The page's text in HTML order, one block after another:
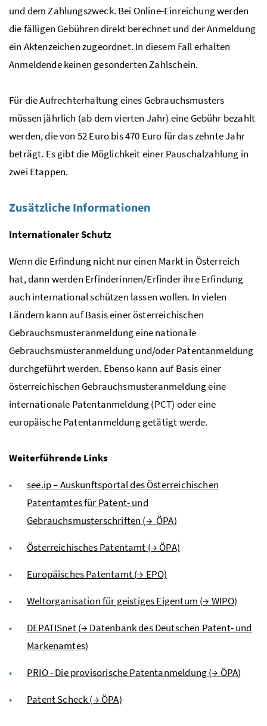
und dem Zahlungszweck. Bei Online-Einreichung werden
die fälligen Gebühren direkt berechnet und der Anmeldung
ein Aktenzeichen zugeordnet. In diesem Fall erhalten
Anmeldende keinen gesonderten Zahlschein.
Für die Aufrechterhaltung eines Gebrauchsmusters
müssen jährlich (ab dem vierten Jahr) eine Gebühr bezahlt
werden, die von 52 Euro bis 470 Euro für das zehnte Jahr
beträgt. Es gibt die Möglichkeit einer Pauschalzahlung in
zwei Etappen.
Zusätzliche Informationen
Internationaler Schutz
Wenn die Erfindung nicht nur einen Markt in Österreich
hat, dann werden Erfinderinnen/Erfinder ihre Erfindung
auch international schützen lassen wollen. In vielen
Ländern kann auf Basis einer österreichischen
Gebrauchsmusteranmeldung eine nationale
Gebrauchsmusteranmeldung und/oder Patentanmeldung
durchgeführt werden. Ebenso kann auf Basis einer
österreichischen Gebrauchsmusteranmeldung eine
internationale Patentanmeldung (PCT) oder eine
europäische Patentanmeldung getätigt werde.
Weiterführende Links
see.ip – Auskunftsportal des Österreichischen
Patentamtes für Patent- und
Gebrauchsmusterschriften (→ ÖPA)
Österreichisches Patentamt (→ ÖPA)
Europäisches Patentamt (→ EPO)
Weltorganisation für geistiges Eigentum (→ WIPO)
DEPATISnet (→ Datenbank des Deutschen Patent- und
Markenamtes)
PRIO - Die provisorische Patentanmeldung (→ ÖPA)
Patent Scheck (→ ÖPA)